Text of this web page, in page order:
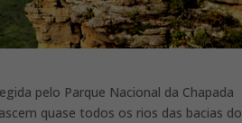
pelo Parque Nacional da Chapada
quase todos os rios das bacias do